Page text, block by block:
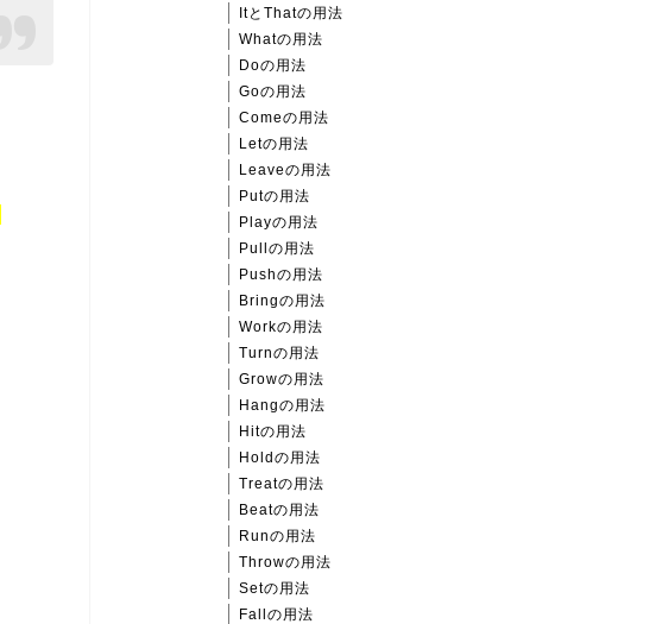
ItとThatの用法
Whatの用法
Doの用法
Goの用法
Comeの用法
Letの用法
Leaveの用法
Putの用法
Playの用法
Pullの用法
Pushの用法
Bringの用法
Workの用法
Turnの用法
Growの用法
Hangの用法
Hitの用法
Holdの用法
Treatの用法
Beatの用法
Runの用法
Throwの用法
Setの用法
Fallの用法